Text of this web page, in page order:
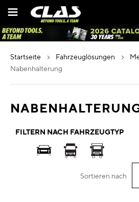
Inhalt
startseite fahrzeuglösungen
nabenhalterung
FILTERN NACH FAHRZEUGTYP
Sortieren nach